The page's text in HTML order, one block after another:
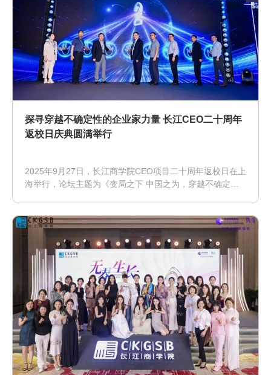
探寻穿越不确定性的企业家力量 长江CEO二十周年
返校日庆典圆满举行
2025年9月27日，长江商学院CEO项目二十周年返校日在上
海举行，论坛主题为《变局之下 中国之为，穿越不确定性
威、产业领军人物和创新企业代表，为企业家群体提供一次
具有前瞻性和参考性的思想坐标。